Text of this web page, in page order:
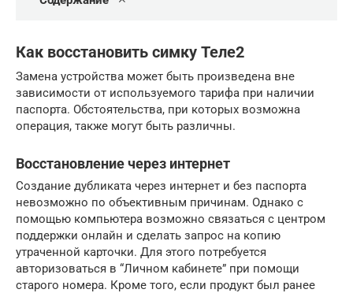
Как восстановить симку Теле2
Замена устройства может быть произведена вне
зависимости от используемого тарифа при наличии
паспорта. Обстоятельства, при которых возможна
операция, также могут быть различны.
Восстановление через интернет
Создание дубликата через интернет и без паспорта
невозможно по объективным причинам. Однако с
помощью компьютера возможно связаться с центром
поддержки онлайн и сделать запрос на копию
утраченной карточки. Для этого потребуется
авторизоваться в “Личном кабинете” при помощи
старого номера. Кроме того, если продукт был ранее